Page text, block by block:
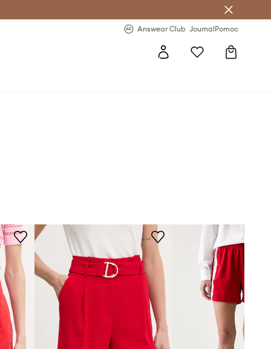
Answear Club JournalPomoc